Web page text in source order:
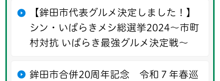
【鉾田市代表グルメ決定しました！】
シン・いばらきメシ総選挙2024～市町
村対抗 いばらき最強グルメ決定戦～
鉾田市合併20周年記念 令和７年春巡